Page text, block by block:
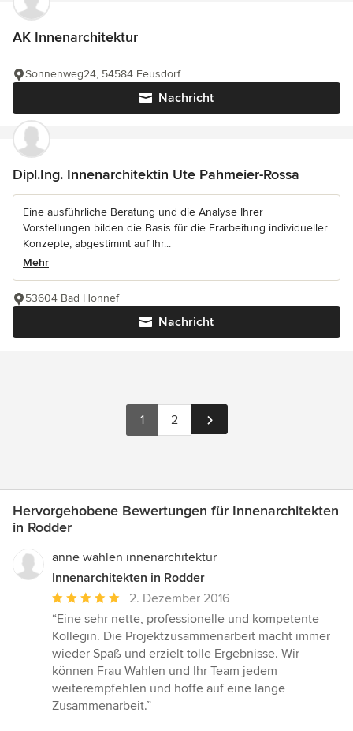
AK Innenarchitektur
Nachricht
Sonnenweg24, 54584 Feusdorf
Dipl.Ing. Innenarchitektin Ute Pahmeier-Rossa
Eine ausführliche Beratung und die Analyse Ihrer
Vorstellungen bilden die Basis für die Erarbeitung individueller
Konzepte, abgestimmt auf Ihr...
Mehr
Nachricht
53604 Bad Honnef
1 2
Hervorgehobene Bewertungen für Innenarchitekten
in Rodder
anne wahlen innenarchitektur
Innenarchitekten in Rodder
Durchschnittliche
Bewertung:
5
von
5
Sternen
2. Dezember 2016
“Eine sehr nette, professionelle und kompetente
Kollegin. Die Projektzusammenarbeit macht immer
wieder Spaß und erzielt tolle Ergebnisse. Wir
können Frau Wahlen und Ihr Team jedem
weiterempfehlen und hoffe auf eine lange
Zusammenarbeit.”